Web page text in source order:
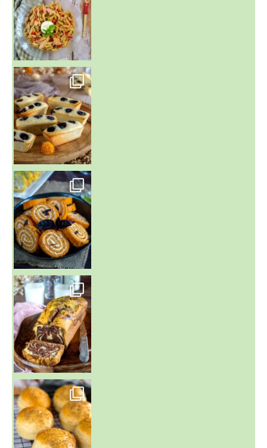
~ FINANCIERS MYRTILLES ET CITRON ~
Aujourd'hu
~ BUNS MAISON ~
Un peu de boulange par ici au